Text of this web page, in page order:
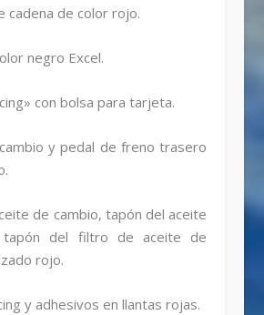
cadena de color rojo.
negro Excel.
con bolsa para tarjeta.
y pedal de freno trasero
de cambio, tapón del aceite
del filtro de aceite de
rojo.
y adhesivos en llantas rojas.